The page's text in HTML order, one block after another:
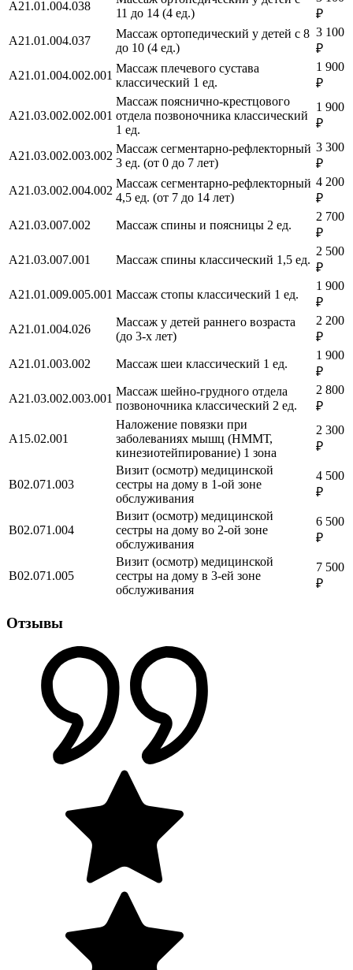
A21.01.004.038
11 до 14 (4 ед.)
₽
A21.01.004.037
Массаж ортопедический у детей с 8
до 10 (4 ед.)
3 100
₽
A21.01.004.002.001
Массаж плечевого сустава
классический 1 ед.
1 900
₽
A21.03.002.002.001
Массаж пояснично-крестцового
отдела позвоночника классический
1 ед.
1 900
₽
A21.03.002.003.002
Массаж сегментарно-рефлекторный
3 ед. (от 0 до 7 лет)
3 300
₽
A21.03.002.004.002
Массаж сегментарно-рефлекторный
4,5 ед. (от 7 до 14 лет)
4 200
₽
A21.03.007.002
Массаж спины и поясницы 2 ед.
2 700
₽
A21.03.007.001
Массаж спины классический 1,5 ед.
2 500
₽
A21.01.009.005.001 Массаж стопы классический 1 ед.
1 900
₽
A21.01.004.026
Массаж у детей раннего возраста
(до 3-х лет)
2 200
₽
A21.01.003.002
Массаж шеи классический 1 ед.
1 900
₽
A21.03.002.003.001
Массаж шейно-грудного отдела
позвоночника классический 2 ед.
2 800
₽
A15.02.001
Наложение повязки при
заболеваниях мышц (НММТ,
кинезиотейпирование) 1 зона
2 300
₽
B02.071.003
Визит (осмотр) медицинской
сестры на дому в 1-ой зоне
обслуживания
4 500
₽
B02.071.004
Визит (осмотр) медицинской
сестры на дому во 2-ой зоне
обслуживания
6 500
₽
B02.071.005
Визит (осмотр) медицинской
сестры на дому в 3-ей зоне
обслуживания
7 500
₽
Отзывы